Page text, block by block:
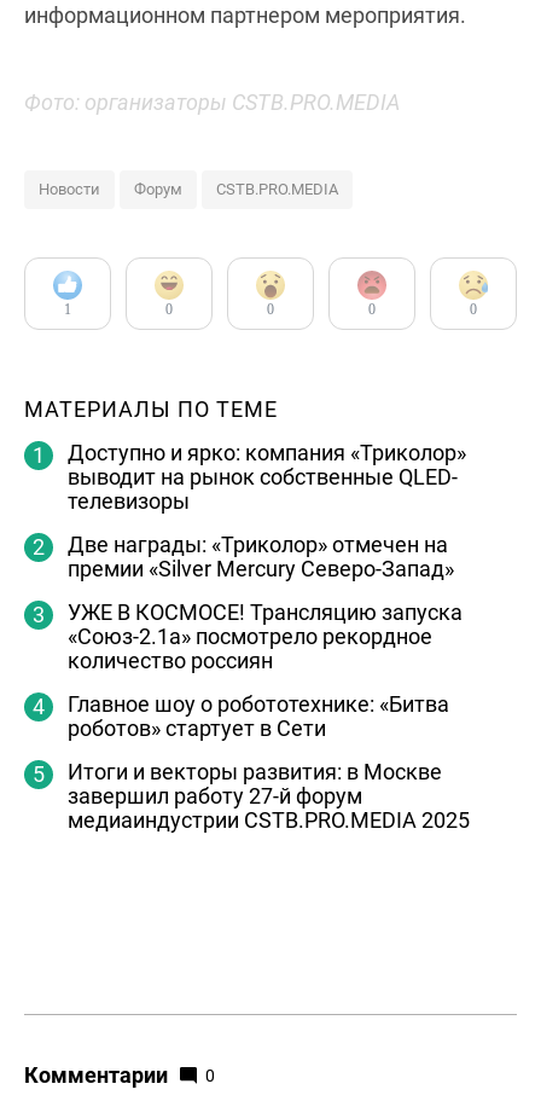
информационном партнером мероприятия.
Фото: организаторы CSTB.PRO.MEDIA
Новости Форум CSTB.PRO.MEDIA
1 0 0 0 0
МАТЕРИАЛЫ ПО ТЕМЕ
Доступно и ярко: компания «Триколор»
выводит на рынок собственные QLED-
телевизоры
Две награды: «Триколор» отмечен на
премии «Silver Mercury Северо-Запад»
УЖЕ В КОСМОСЕ! Трансляцию запуска
«Союз-2.1а» посмотрело рекордное
количество россиян
Главное шоу о робототехнике: «Битва
роботов» стартует в Сети
Итоги и векторы развития: в Москве
завершил работу 27-й форум
медиаиндустрии CSTB.PRO.MEDIA 2025
Комментарии 0